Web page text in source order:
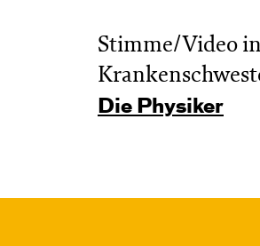
Stimme/Video in
Die Physiker